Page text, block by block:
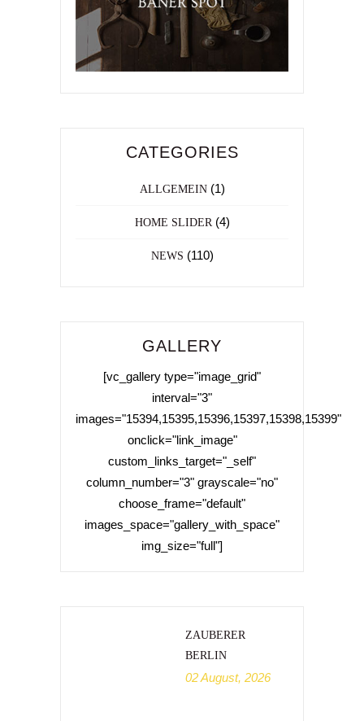
CATEGORIES
ALLGEMEIN(1)
HOME SLIDER (4)
NEWS (110)
GALLERY
[vc_gallery type="image_grid"
interval="3"
images="15394,15395,15396,15397,15398,15399"
onclick="link_image"
custom_links_target="_self"
column_number="3" grayscale="no"
choose_frame="default"
images_space="gallery_with_space"
img_size="full"]
ZAUBERER
BERLIN
02 August, 2026